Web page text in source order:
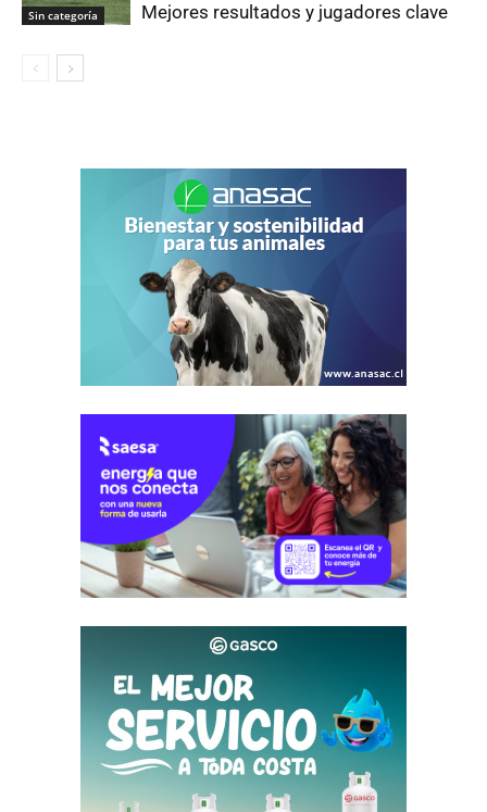
Sin categoría
Mejores resultados y jugadores clave